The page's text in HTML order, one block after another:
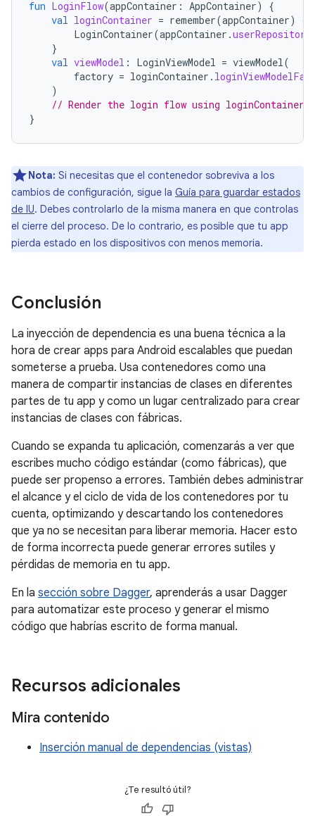
fun LoginFlow(appContainer : AppContainer)
{
val loginContainer = remember(appContainer)
{
LoginContainer(appContainer .userRepository
}
val viewModel : LoginViewModel = viewModel(
factory = loginContainer .
)
// Render the login flow using
}
Nota: Si necesitas que el contenedor sobreviva a los
cambios de configuración, sigue la Guía para guardar estados
de IU. Debes controlarlo de la misma manera en que controlas
el cierre del proceso. De lo contrario, es posible que tu app
pierda estado en los dispositivos con menos memoria.
Conclusión
La inyección de dependencia es una buena técnica a la
hora de crear apps para Android escalables que puedan
someterse a prueba. Usa contenedores como una
manera de compartir instancias de clases en diferentes
partes de tu app y como un lugar centralizado para crear
instancias de clases con fábricas.
Cuando se expanda tu aplicación, comenzarás a ver que
escribes mucho código estándar (como fábricas), que
puede ser propenso a errores. También debes administrar
el alcance y el ciclo de vida de los contenedores por tu
cuenta, optimizando y descartando los contenedores
que ya no se necesitan para liberar memoria. Hacer esto
de forma incorrecta puede generar errores sutiles y
pérdidas de memoria en tu app.
En la sección sobre Dagger, aprenderás a usar Dagger
para automatizar este proceso y generar el mismo
código que habrías escrito de forma manual.
Recursos adicionales
Mira contenido
Inserción manual de dependencias (vistas)
¿Te resultó útil?